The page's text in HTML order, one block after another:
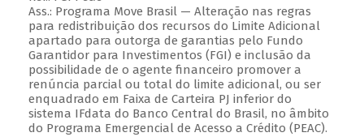
Ass.: Programa Move Brasil — Alteração nas regras
para redistribuição dos recursos do Limite Adicional
apartado para outorga de garantias pelo Fundo
Garantidor para Investimentos (FGI) e inclusão da
possibilidade de o agente financeiro promover a
renúncia parcial ou total do limite adicional, ou ser
enquadrado em Faixa de Carteira PJ inferior do
sistema IFdata do Banco Central do Brasil, no âmbito
do Programa Emergencial de Acesso a Crédito (PEAC).